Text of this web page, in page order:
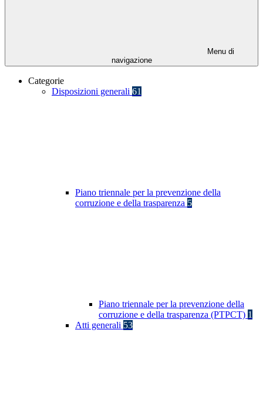
Menu di
navigazione
Categorie
Disposizioni generali 61
Piano triennale per la prevenzione della
corruzione e della trasparenza 5
Piano triennale per la prevenzione della
corruzione e della trasparenza (PTPCT) 1
Atti generali 53